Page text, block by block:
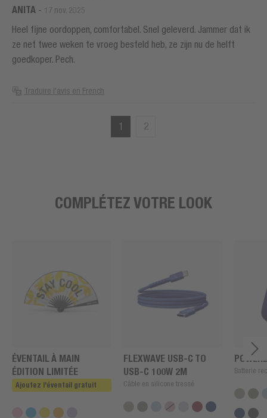
ANITA - 17 nov. 2025
Heel fijne oordoppen, comfortabel. Snel geleverd. Jammer dat ik
ze net twee weken te vroeg besteld heb, ze zijn nu de helft
goedkoper. Pech.
Traduire l'avis en French
1 2
COMPLÉTEZ VOTRE LOOK
ÉVENTAIL À MAIN
ÉDITION LIMITÉE
Ajoutez l'éventail gratuit
FLEXWAVE USB-C TO
USB-C 100W 2M
Câble en silicone tressé
Batterie